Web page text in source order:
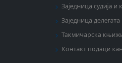
Заједница судија
Заједница
Такмичарска
Контакт подаци